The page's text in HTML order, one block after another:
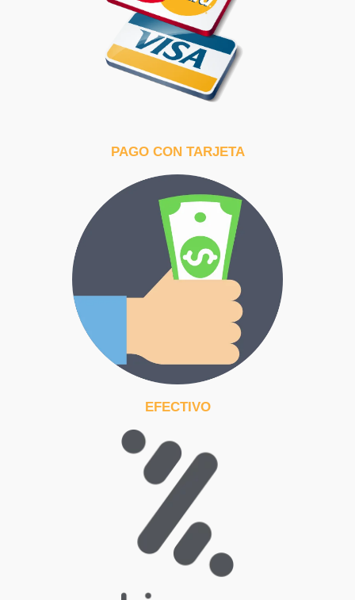
PAGO CON TARJETA
EFECTIVO